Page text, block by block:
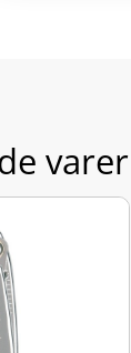
varer